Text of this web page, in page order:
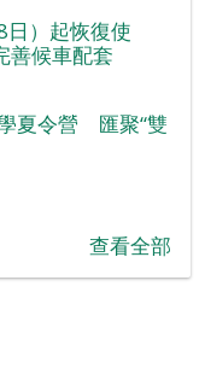
）起恢復使
候車配套
夏令營 匯聚“雙
查看全部